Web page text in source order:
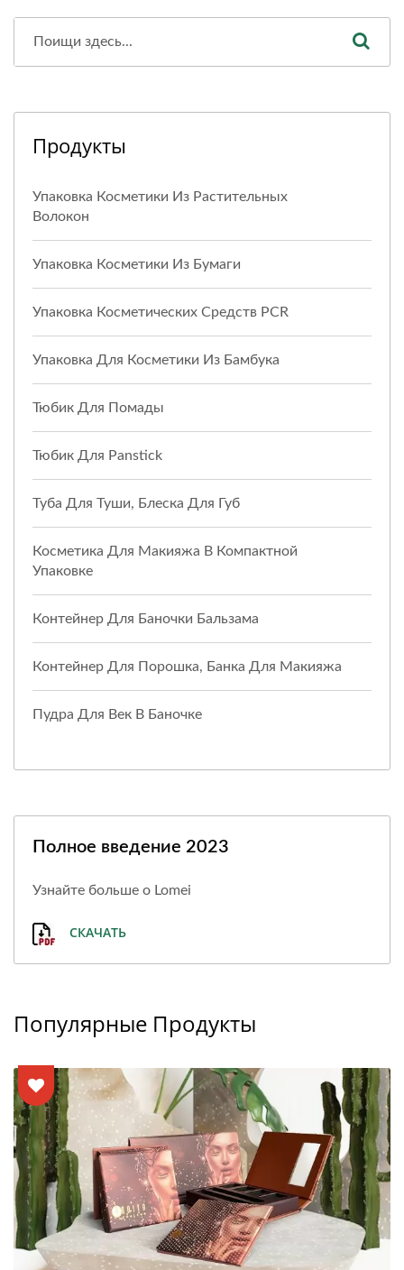
Продукты
Упаковка Косметики Из Растительных
Волокон
Упаковка Косметики Из Бумаги
Упаковка Косметических Средств PCR
Упаковка Для Косметики Из Бамбука
Тюбик Для Помады
Тюбик Для Panstick
Туба Для Туши, Блеска Для Губ
Косметика Для Макияжа В Компактной
Упаковке
Контейнер Для Баночки Бальзама
Контейнер Для Порошка, Банка Для Макияжа
Пудра Для Век В Баночке
Полное введение 2023
Узнайте больше о Lomei
СКАЧАТЬ
Популярные Продукты